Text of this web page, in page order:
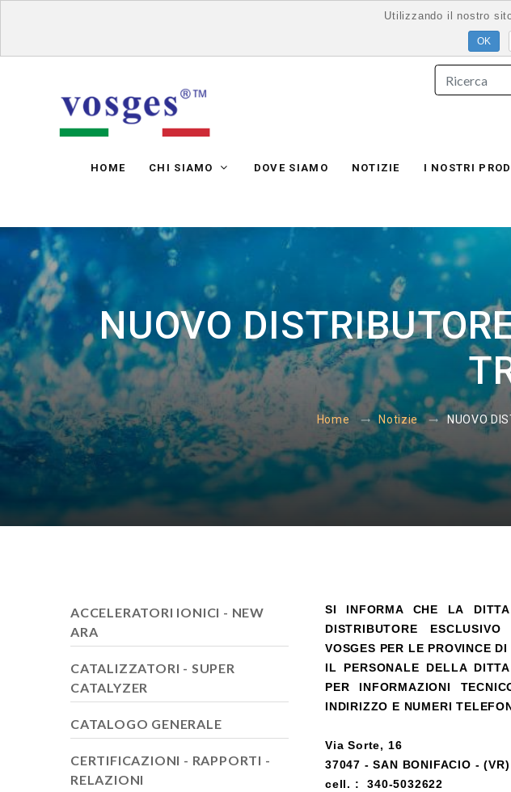
HOME CHI SIAMO DOVE SIAMO NOTIZIE I NOSTRI
NUOVO
Home Notizie NUOVO
SI INFORMA CHE LA
DISTRIBUTORE
VOSGES PER LE PROVINCE
IL PERSONALE DELLA
PER INFORMAZIONI
INDIRIZZO E NUMERI
Via Sorte, 16
37047 - SAN BONIFACIO - (VR)
cell. : 340-5032622
ACCELERATORI IONICI - NEW
ARA
CATALIZZATORI - SUPER
CATALYZER
CATALOGO GENERALE
CERTIFICAZIONI - RAPPORTI -
RELAZIONI
Utilizzando il nostro